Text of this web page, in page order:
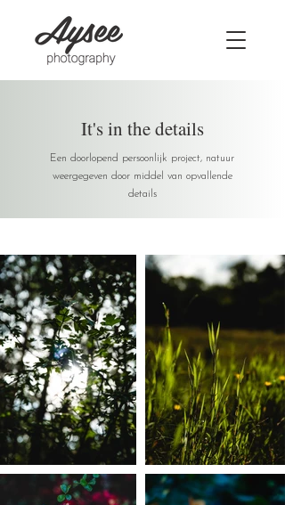
It's in the details
Een doorlopend persoonlijk project, natuur
weergegeven door middel van opvallende
details